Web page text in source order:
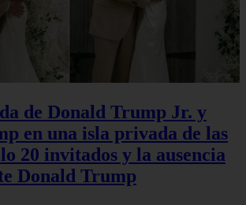
de Donald Trump Jr. y
en una isla privada de las
20 invitados y la ausencia
Donald Trump